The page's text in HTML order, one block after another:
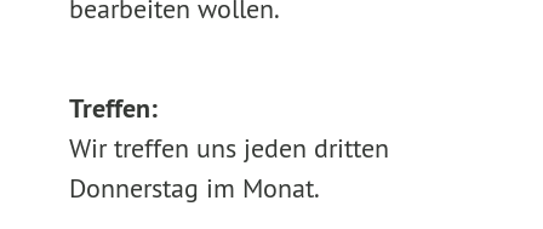
bearbeiten wollen.
Treffen:
Wir treffen uns jeden dritten
Donnerstag im Monat.